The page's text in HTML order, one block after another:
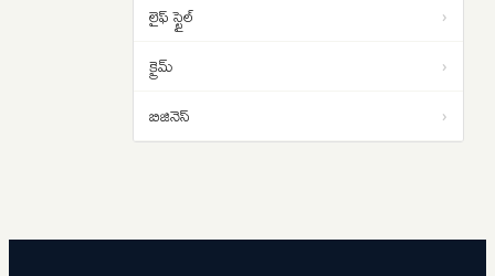
లైఫ్ స్టైల్ ›
క్రైమ్ ›
బిజినెస్ ›